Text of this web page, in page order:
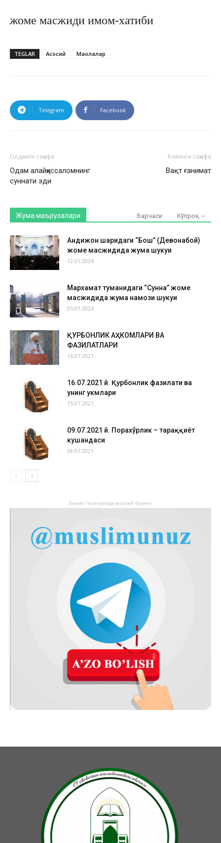
жоме масжиди имом-хатиби
TEGLAR Асосий Мақолалар
Telegram Facebook
Олдинги саҳифа
Одам алайҳиссаломнинг
суннати эди
Кейинги саҳифа
Вақт ғанимат
Жума маърузалари Барчаси Кўпроқ
Андижон шаҳридаги “Бош” (Девонабой)
жоме масжидида жума шукуҳи
12.01.2024
Мархамат туманидаги “Сунна” жоме
масжидида жума намози шукуҳи
05.01.2024
ҚУРБОНЛИК АҲКОМЛАРИ ВА
ФАЗИЛАТЛАРИ
16.07.2021
16.07.2021 й. Қурбонлик фазилати ва
унинг ҳукмлари
15.07.2021
09.07.2021 й. Порахўрлик – тараққиёт
кушандаси
08.07.2021
Бизни телеграмда кузатиб боринг